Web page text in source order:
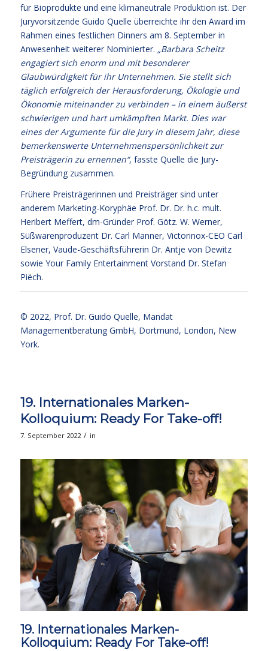
für Bioprodukte und eine klimaneutrale Produktion ist. Der
Juryvorsitzende Guido Quelle überreichte ihr den Award im
Rahmen eines festlichen Dinners am 8. September in
Anwesenheit weiterer Nominierter. „Barbara Scheitz
engagiert sich enorm und mit besonderer
Glaubwürdigkeit für ihr Unternehmen. Sie stellt sich
täglich erfolgreich der Herausforderung, Ökologie und
Ökonomie miteinander zu verbinden – in einem äußerst
schwierigen und hart umkämpften Markt. Dies war
eines der Argumente für die Jury in diesem Jahr, diese
bemerkenswerte Unternehmenspersönlichkeit zur
Preisträgerin zu ernennen“, fasste Quelle die Jury-
Begründung zusammen.
Frühere Preisträgerinnen und Preisträger sind unter
anderem Marketing-Koryphäe Prof. Dr. Dr. h.c. mult.
Heribert Meffert, dm-Gründer Prof. Götz. W. Werner,
Süßwarenproduzent Dr. Carl Manner, Victorinox-CEO Carl
Elsener, Vaude-Geschäftsführerin Dr. Antje von Dewitz
sowie Your Family Entertainment Vorstand Dr. Stefan
Piëch.
© 2022, Prof. Dr. Guido Quelle, Mandat
Managementberatung GmbH, Dortmund, London, New
York.
19. Internationales Marken-
Kolloquium: Ready For Take-off!
7. September 2022 / in
19. Internationales Marken-
Kolloquium: Ready For Take-off!